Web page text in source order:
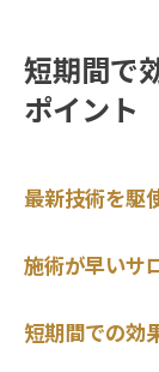
短期間で
ポイント
最新技術を駆
施術が早いサ
短期間での効